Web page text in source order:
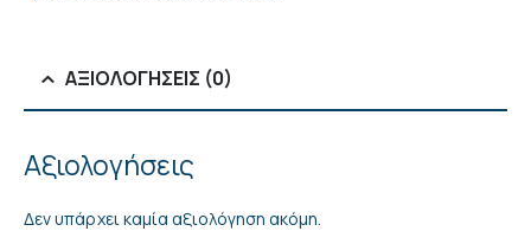
ΑΞΙΟΛΟΓΉΣΕΙΣ (0)
Αξιολογήσεις
Δεν υπάρχει καμία αξιολόγηση ακόμη.